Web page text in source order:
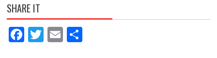
SHARE IT
F T E П